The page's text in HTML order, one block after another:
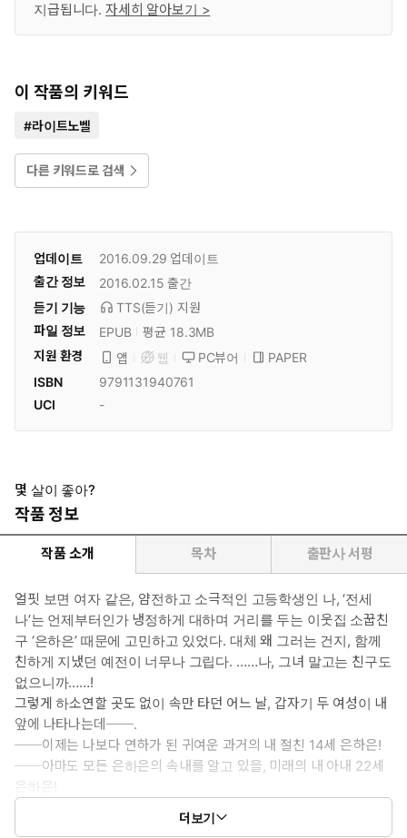
지급됩니다. 자세히 알아보기 >
이 작품의 키워드
#라이트노벨
다른 키워드로 검색
업데이트 2016.09.29 업데이트
출간 정보
2016.02.15 출간
듣기 기능
TTS(듣기) 지원
파일 정보
EPUB
평균 18.3MB
지원 환경
앱 웹 PC뷰어
PAPER
ISBN
9791131940761
UCI
-
몇 살이 좋아?
작품 정보
작품 소개 목차 출판사 서평
얼핏 보면 여자 같은, 얌전하고 소극적인 고등학생인 나, ‘전세
나’는 언제부터인가 냉정하게 대하며 거리를 두는 이웃집 소꿉친
구 ‘은하은’ 때문에 고민하고 있었다. 대체 왜 그러는 건지, 함께
친하게 지냈던 예전이 너무나 그립다. ……나, 그녀 말고는 친구도
없으니까……!
그렇게 하소연할 곳도 없이 속만 타던 어느 날, 갑자기 두 여성이 내
앞에 나타나는데──.
──이제는 나보다 연하가 된 귀여운 과거의 내 절친 14세 은하은!
──아마도 모든 은하은의 속내를 알고 있을, 미래의 내 아내 22세
은하은!
그리고 22세 은하은이 폭로하기를──뭐라고요? 저렇게나 잔인
하리만치 무시하고 있지만, 사실은 이 순간에도 나를 좋아하고 있
더보기